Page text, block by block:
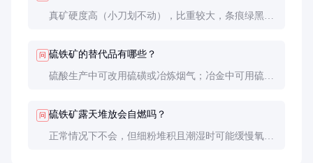
真矿硬度高（小刀划不动），比重较大，条痕绿黑
问 硫铁矿的替代品有哪些？
硫酸生产中可改用硫磺或冶炼烟气；冶金中可用硫化
问 硫铁矿露天堆放会自燃吗？
正常情况下不会，但细粉堆积且潮湿时可能缓慢氧化